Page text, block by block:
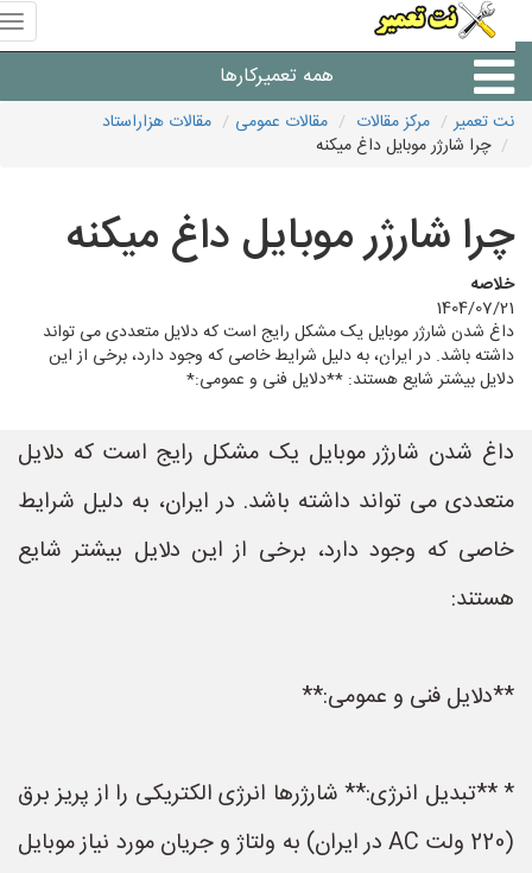
همه تعمیرکارها
شرکت های تعمیرات لوازم
نت تعمیر مرکز مقالات مقالات عمومی
مقالات هزاراستاد
چرا شارژر موبایل داغ میکنه
چرا شارژر موبایل داغ میکنه
خلاصه
1404/07/21
داغ شدن شارژر موبایل یک مشکل رایج است که دلایل متعددی می تواند
داشته باشد. در ایران، به دلیل شرایط خاصی که وجود دارد، برخی از این
دلایل بیشتر شایع هستند: **دلایل فنی و عمومی:*
داغ شدن شارژر موبایل یک مشکل رایج است که دلایل
متعددی می تواند داشته باشد. در ایران، به دلیل شرایط
خاصی که وجود دارد، برخی از این دلایل بیشتر شایع
هستند:
**دلایل فنی و عمومی:**
* **تبدیل انرژی:** شارژرها انرژی الکتریکی را از پریز برق
(220 ولت AC در ایران) به ولتاژ و جریان مورد نیاز موبایل